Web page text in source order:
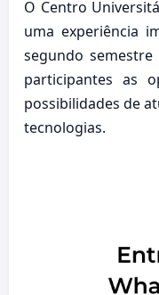
O Centro
uma experiência
segundo
participantes as
possibilidades de
tecnologias.